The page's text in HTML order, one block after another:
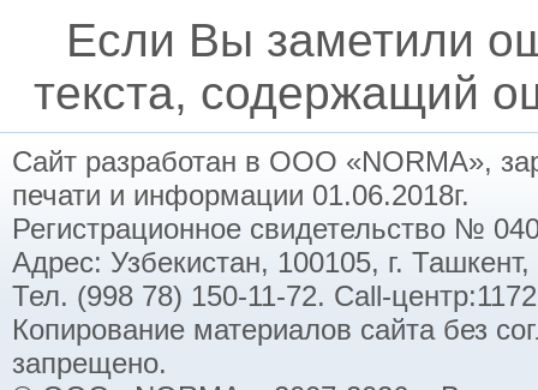
Если Вы заметили
текста, содержащий
Сайт разработан в ООО «NORMA»,
печати и информации 01.06.2018г.
Регистрационное свидетельство №
Адрес: Узбекистан, 100105, г.
Тел. (998 78) 150-11-72. Call-
Копирование материалов сайта без
запрещено.